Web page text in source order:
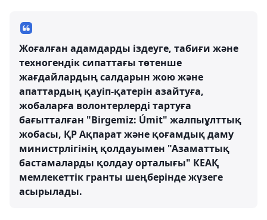
Жоғалған адамдарды іздеуге, табиғи және
техногендік сипаттағы төтенше
жағдайлардың салдарын жою және
апаттардың қауіп-қатерін азайтуға,
жобаларға волонтерлерді тартуға
бағытталған "Birgemiz: Úmit" жалпыұлттық
жобасы, ҚР Ақпарат және қоғамдық даму
министрлігінің қолдауымен "Азаматтық
бастамаларды қолдау орталығы" КЕАҚ
мемлекеттік гранты шеңберінде жүзеге
асырылады.